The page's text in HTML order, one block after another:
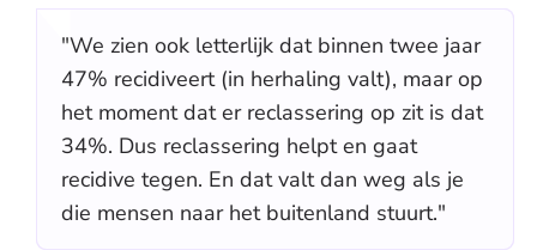
"We zien ook letterlijk dat binnen twee jaar
47% recidiveert (in herhaling valt), maar op
het moment dat er reclassering op zit is dat
34%. Dus reclassering helpt en gaat
recidive tegen. En dat valt dan weg als je
die mensen naar het buitenland stuurt."